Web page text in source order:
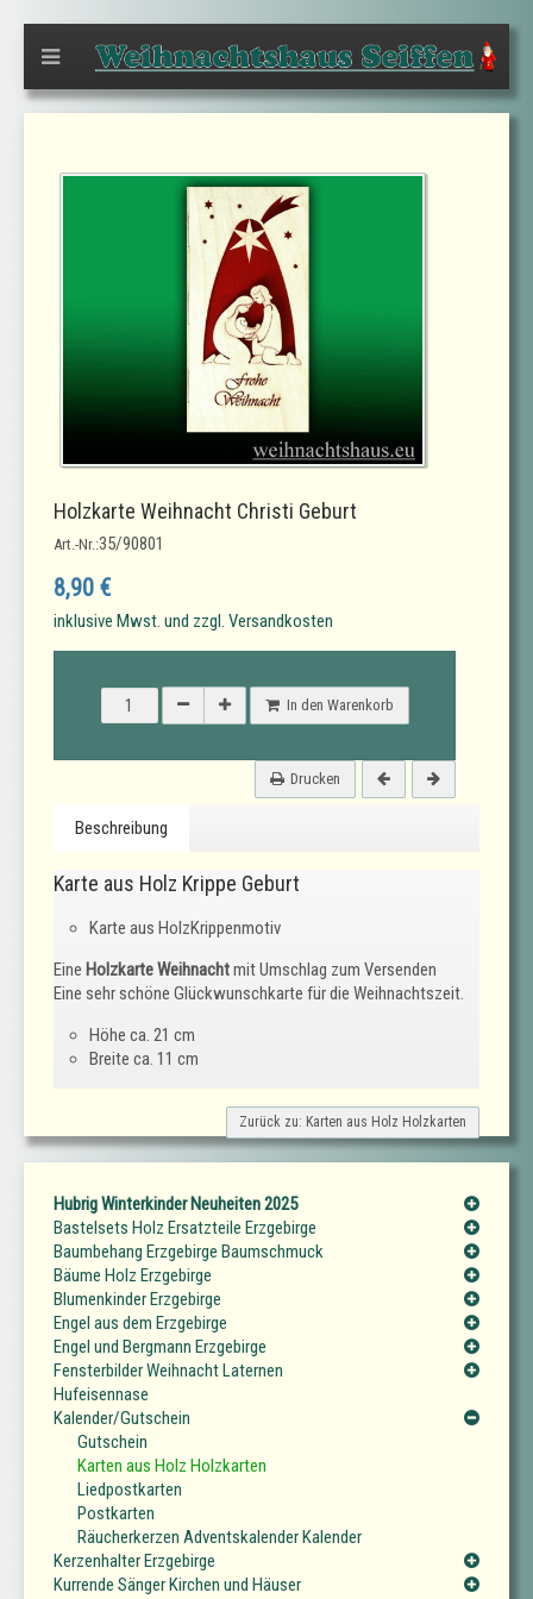
Holzkarte Weihnacht Christi Geburt
Art.-Nr.:35/90801
8,90 €
inklusive Mwst. und zzgl. Versandkosten
In den Warenkorb
Drucken
Beschreibung
Karte aus Holz Krippe Geburt
Karte aus HolzKrippenmotiv
Eine Holzkarte Weihnachtmit Umschlag zum Versenden
Eine sehr schöne Glückwunschkarte für die Weihnachtszeit.
Höhe ca. 21 cm
Breite ca. 11 cm
Zurück zu: Karten aus Holz Holzkarten
Hubrig Winterkinder Neuheiten 2025
Bastelsets Holz Ersatzteile Erzgebirge
Baumbehang Erzgebirge Baumschmuck
Bäume Holz Erzgebirge
Blumenkinder Erzgebirge
Engel aus dem Erzgebirge
Engel und Bergmann Erzgebirge
Fensterbilder Weihnacht Laternen
Hufeisennase
Kalender/Gutschein
Gutschein
Karten aus Holz Holzkarten
Liedpostkarten
Postkarten
Räucherkerzen Adventskalender Kalender
Kerzenhalter Erzgebirge
Kurrende Sänger Kirchen und Häuser